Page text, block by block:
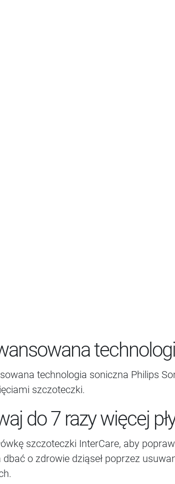
technologia soniczna Philips
szczoteczki.
do 7 razy więcej
szczoteczki InterCare, aby
dbać o zdrowie dziąseł poprzez